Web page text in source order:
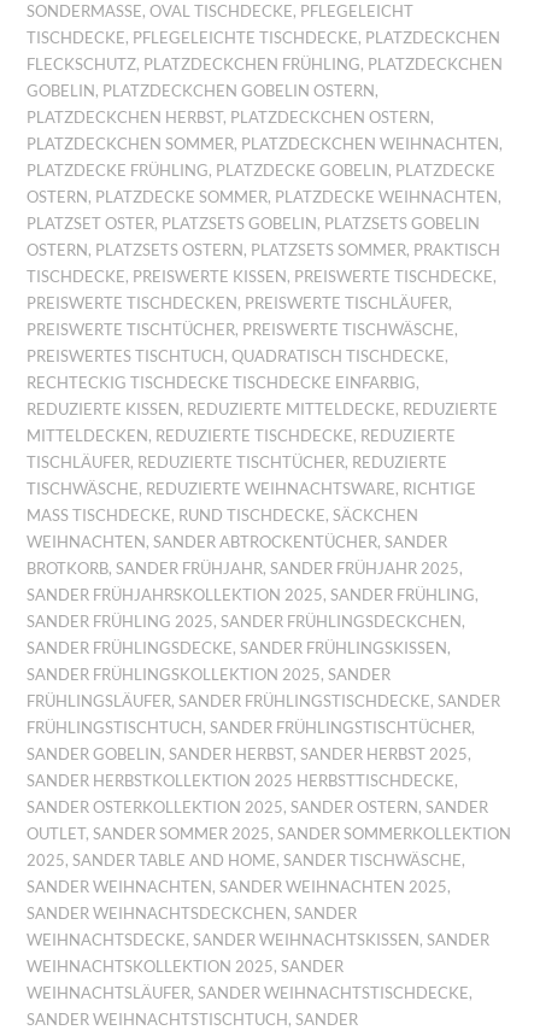
SONDERMASSE ,OVAL TISCHDECKE, PFLEGELEICHT
TISCHDECKE, PFLEGELEICHTE TISCHDECKE, PLATZDECKCHEN
FLECKSCHUTZ, PLATZDECKCHEN FRÜHLING, PLATZDECKCHEN
GOBELIN, PLATZDECKCHEN GOBELIN OSTERN,
PLATZDECKCHEN HERBST, PLATZDECKCHEN OSTERN,
PLATZDECKCHEN SOMMER, PLATZDECKCHEN WEIHNACHTEN,
PLATZDECKE FRÜHLING, PLATZDECKE GOBELIN, PLATZDECKE
OSTERN, PLATZDECKE SOMMER, PLATZDECKE WEIHNACHTEN,
PLATZSET OSTER, PLATZSETS GOBELIN, PLATZSETS GOBELIN
OSTERN, PLATZSETS OSTERN, PLATZSETS SOMMER, PRAKTISCH
TISCHDECKE, PREISWERTE KISSEN, PREISWERTE TISCHDECKE,
PREISWERTE TISCHDECKEN, PREISWERTE TISCHLÄUFER,
PREISWERTE TISCHTÜCHER, PREISWERTE TISCHWÄSCHE,
PREISWERTES TISCHTUCH,QUADRATISCH TISCHDECKE,
RECHTECKIG TISCHDECKE TISCHDECKE EINFARBIG,
REDUZIERTE KISSEN, REDUZIERTE MITTELDECKE, REDUZIERTE
MITTELDECKEN, REDUZIERTE TISCHDECKE, REDUZIERTE
TISCHLÄUFER, REDUZIERTE TISCHTÜCHER, REDUZIERTE
TISCHWÄSCHE, REDUZIERTE WEIHNACHTSWARE, RICHTIGE
MASS TISCHDECKE
, RUND TISCHDECKE,SÄCKCHEN
WEIHNACHTEN,SANDER ABTROCKENTÜCHER,SANDER
BROTKORB,SANDER FRÜHJAHR,SANDER FRÜHJAHR 2025,
SANDER FRÜHJAHRSKOLLEKTION 2025,SANDER FRÜHLING,
SANDER FRÜHLING 2025,SANDER FRÜHLINGSDECKCHEN,
SANDER FRÜHLINGSDECKE,SANDER FRÜHLINGSKISSEN,
SANDER FRÜHLINGSKOLLEKTION 2025,SANDER
FRÜHLINGSLÄUFER,SANDER FRÜHLINGSTISCHDECKE,SANDER
FRÜHLINGSTISCHTUCH,SANDER FRÜHLINGSTISCHTÜCHER,
SANDER GOBELIN,SANDER HERBST,SANDER HERBST 2025,
SANDER HERBSTKOLLEKTION 2025 HERBSTTISCHDECKE,
SANDER OSTERKOLLEKTION 2025,SANDER OSTERN,SANDER
OUTLET,SANDER SOMMER 2025,SANDER SOMMERKOLLEKTION
2025,SANDER TABLE AND HOME,SANDER TISCHWÄSCHE,
SANDER WEIHNACHTEN,SANDER WEIHNACHTEN 2025,
SANDER WEIHNACHTSDECKCHEN,SANDER
WEIHNACHTSDECKE,SANDER WEIHNACHTSKISSEN,SANDER
WEIHNACHTSKOLLEKTION 2025,SANDER
WEIHNACHTSLÄUFER,SANDER WEIHNACHTSTISCHDECKE,
SANDER WEIHNACHTSTISCHTUCH,SANDER